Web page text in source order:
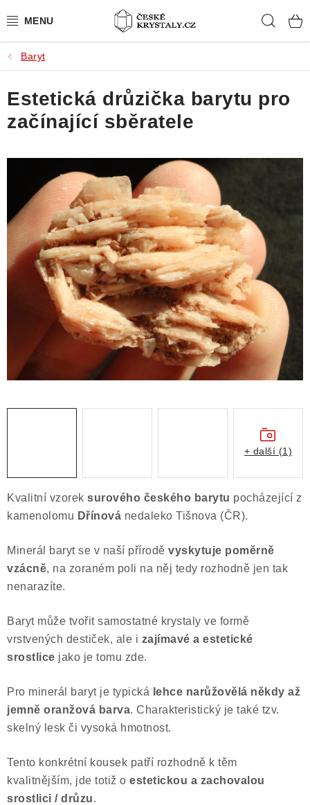
na
PŘÍRODNÍ KAMENY
BROUŠENÉ KAMENY
MISTROVSKÉ KRYSTALY
SLEVY
VIDEOGALERIE
KONTAKT
Obchodní podmínky
Podmínky ochrany osobních údajů
Poučení o právu na odstoupení od smlouvy
Puncovní značky
Výkup minerálů a drahých kamenů
Kontakt
Baryt
Kvalitní vzorek surového českého barytu pocházející z
kamenolomu Dřínová nedaleko Tišnova (ČR).
Minerál baryt se v naší přírodě vyskytuje poměrně
vzácně, na zoraném poli na něj tedy rozhodně jen tak
nenarazíte.
Baryt může tvořit samostatné krystaly ve formě
vrstvených destiček, ale i zajímavé a estetické
srostlice jako je tomu zde.
Pro minerál baryt je typická lehce narůžovělá někdy až
jemně oranžová barva. Charakteristický je také tzv.
skelný lesk či vysoká hmotnost.
Tento konkrétní kousek patří rozhodně k těm
kvalitnějším, jde totiž o estetickou a zachovalou
srostlici / drůzu.
Estetická drůzička barytu pro
začínající sběratele
+ další (1)